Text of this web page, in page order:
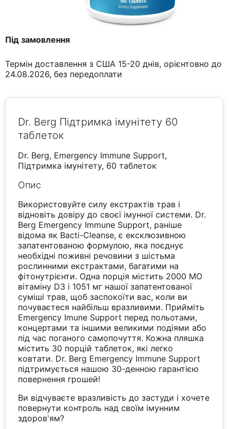
Під замовлення
Термін доставлення з США 15-20 днів, орієнтовно до
24.08.2026, без передоплати
Dr. Berg Підтримка імунітету 60
таблеток
Dr. Berg, Emergency Immune Support,
Підтримка імунітету, 60 таблеток
Опис
Використовуйте силу екстрактів трав і
відновіть довіру до своєї імунної системи. Dr.
Berg Emergency Immune Support, раніше
відома як Bacti-Cleanse, є ексклюзивною
запатентованою формулою, яка поєднує
необхідні поживні речовини з шістьма
рослинними екстрактами, багатими на
фітонутрієнти. Одна порція містить 2000 МО
вітаміну D3 і 1051 мг нашої запатентованої
суміші трав, щоб заспокоїти вас, коли ви
почуваєтеся найбільш вразливими. Прийміть
Emergency Imune Support перед польотами,
концертами та іншими великими подіями або
під час поганого самопочуття. Кожна пляшка
містить 30 порцій таблеток, які легко
ковтати. Dr. Berg Emergency Immune Support
підтримується нашою 30-денною гарантією
повернення грошей!
Ви відчуваєте вразливість до застуди і хочете
повернути контроль над своїм імунним
здоров'ям?